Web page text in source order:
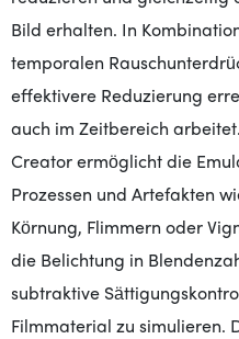
Bild erhalten. In
temporalen
effektivere Reduzierung
auch im Zeitbereich
Creator ermöglicht die
Prozessen und Artefakten
Körnung, Flimmern oder
die Belichtung in
subtraktive
Filmmaterial zu simulieren.